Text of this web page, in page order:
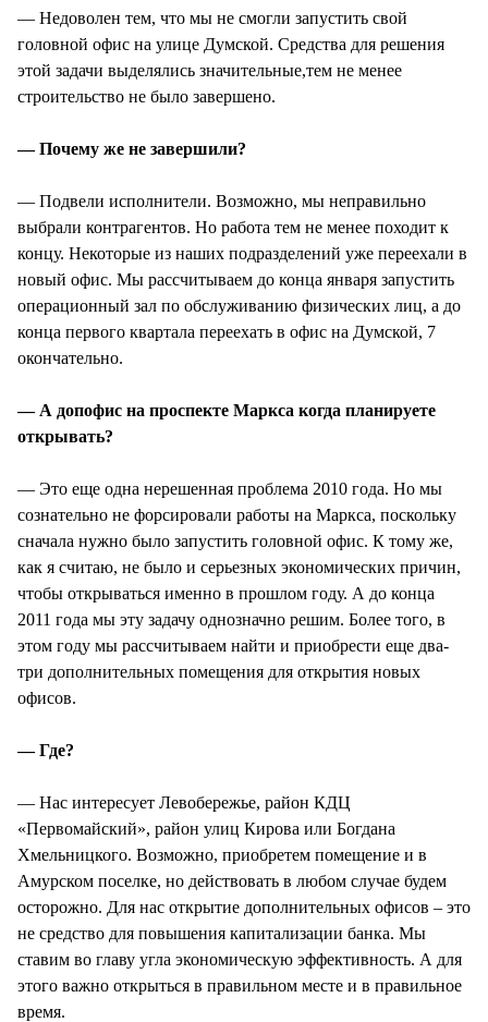
— Недоволен тем, что мы не смогли запустить свой
головной офис на улице Думской. Средства для решения
этой задачи выделялись значительные,тем не менее
строительство не было завершено.
— Почему же не завершили?
— Подвели исполнители. Возможно, мы неправильно
выбрали контрагентов. Но работа тем не менее походит к
концу. Некоторые из наших подразделений уже переехали в
новый офис. Мы рассчитываем до конца января запустить
операционный зал по обслуживанию физических лиц, а до
конца первого квартала переехать в офис на Думской, 7
окончательно.
— А допофис на проспекте Маркса когда планируете
открывать?
— Это еще одна нерешенная проблема 2010 года. Но мы
сознательно не форсировали работы на Маркса, поскольку
сначала нужно было запустить головной офис. К тому же,
как я считаю, не было и серьезных экономических причин,
чтобы открываться именно в прошлом году. А до конца
2011 года мы эту задачу однозначно решим. Более того, в
этом году мы рассчитываем найти и приобрести еще два-
три дополнительных помещения для открытия новых
офисов.
— Где?
— Нас интересует Левобережье, район КДЦ
«Первомайский», район улиц Кирова или Богдана
Хмельницкого. Возможно, приобретем помещение и в
Амурском поселке, но действовать в любом случае будем
осторожно. Для нас открытие дополнительных офисов – это
не средство для повышения капитализации банка. Мы
ставим во главу угла экономическую эффективность. А для
этого важно открыться в правильном месте и в правильное
время.